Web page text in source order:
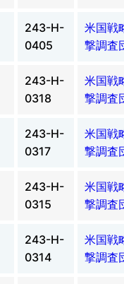
243-H-
0405
米国戦
撃調査
243-H-
0318
米国戦
撃調査
243-H-
0317
米国戦
撃調査
243-H-
0315
米国戦
撃調査
243-H-
0314
米国戦
撃調査